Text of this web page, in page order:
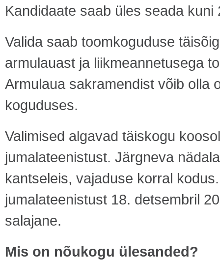
Kandidaate saab üles seada kuni
Valida saab toomkoguduse
armulauast ja liikmeannetusega
Armulaua sakramendist võib olla
koguduses.
Valimised algavad täiskogu
jumalateenistust. Järgneva
kantseleis, vajaduse korral
jumalateenistust 18. detsembril
salajane.
Mis on nõukogu ülesanded?